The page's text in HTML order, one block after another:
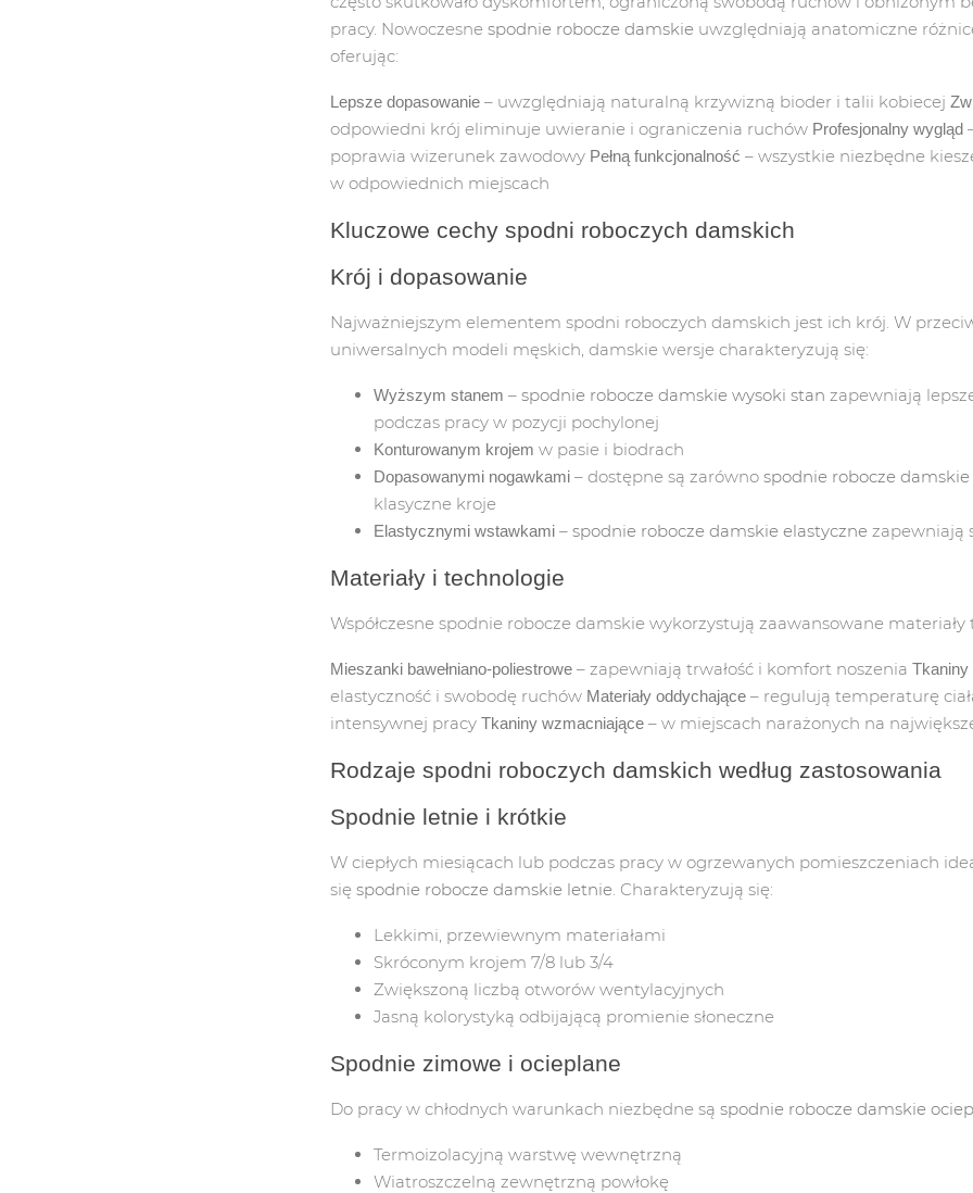
ARTYKUŁ DZIECIĘCY
BUTY GUMOWE/PCV/PVC
TRZEWIKI ROBOCZE
JEDNORAZOWE
AKCESORIA DO BUTÓW
BUTY ZAWODOWE / KLAPKI
PÓŁBUTY ROBOCZE
SANDAŁY ROBOCZE
CZAPKI ZIMOWE
AKCESORIA KASKI/HEŁMY
OCHRONA PRZED UPADKIEM
SZELKI BEZPIECZEŃSTWA
LINY ZABEZPIECZAJĄCE
SŁUPOŁAZY
PRACE W DOSTĘPIE LINOWYM
ODZIEŻ PE (FOLIOWA)
PŁASZCZE FOLIOWE
FARTUCHY FOLIOWE
ODZIEŻ Z PCV/
KURTKI P.D.
PŁASZCZE P.D.
ŚRODKI CZYSTOŚCI
PASTY BHP
MYDŁO
MIOTŁY/MOPY
FLAGI
FLAGA POLSKA / UNIJNA
UCHWYTY DO FLAG
GODŁO POLSKI
RĘCZNIKI PAPIEROWE
pracy. Nowoczesne spodnie robocze damskie uwzględniają anatomiczne
oferując:
Lepsze dopasowanie – uwzględniają naturalną krzywizną bioder i talii kobiecej
odpowiedni krój eliminuje uwieranie i ograniczenia ruchów Profesjonalny wygląd
poprawia wizerunek zawodowy Pełną funkcjonalność – wszystkie niezbędne
w odpowiednich miejscach
Kluczowe cechy spodni roboczych damskich
Krój i dopasowanie
Najważniejszym elementem spodni roboczych damskich jest ich krój. W
uniwersalnych modeli męskich, damskie wersje charakteryzują się:
Wyższym stanem – spodnie robocze damskie wysoki stan zapewniają
podczas pracy w pozycji pochylonej
Konturowanym krojem w pasie i biodrach
Dopasowanymi nogawkami – dostępne są zarówno spodnie robocze
klasyczne kroje
Elastycznymi wstawkami – spodnie robocze damskie elastyczne zapewniają
Materiały i technologie
Współczesne spodnie robocze damskie wykorzystują zaawansowane materiały
Mieszanki bawełniano-poliestrowe – zapewniają trwałość i komfort noszenia Tkaniny
elastyczność i swobodę ruchów Materiały oddychające – regulują temperaturę
intensywnej pracy Tkaniny wzmacniające – w miejscach narażonych na
Rodzaje spodni roboczych damskich według zastosowania
Spodnie letnie i krótkie
W ciepłych miesiącach lub podczas pracy w ogrzewanych pomieszczeniach
się spodnie robocze damskie letnie. Charakteryzują się:
Lekkimi, przewiewnym materiałami
Skróconym krojem 7/8 lub 3/4
Zwiększoną liczbą otworów wentylacyjnych
Jasną kolorystyką odbijającą promienie słoneczne
Spodnie zimowe i ocieplane
Do pracy w chłodnych warunkach niezbędne są spodnie robocze damskie
Termoizolacyjną warstwę wewnętrzną
Wiatroszczelną zewnętrzną powłokę